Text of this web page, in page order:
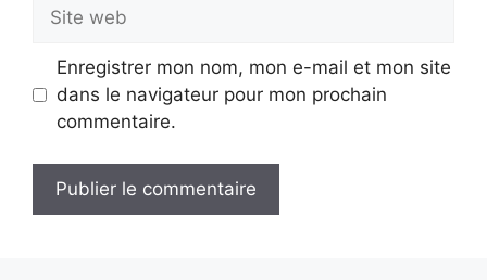
Site
web
Enregistrer mon nom, mon e-mail et mon site
dans le navigateur pour mon prochain
commentaire.